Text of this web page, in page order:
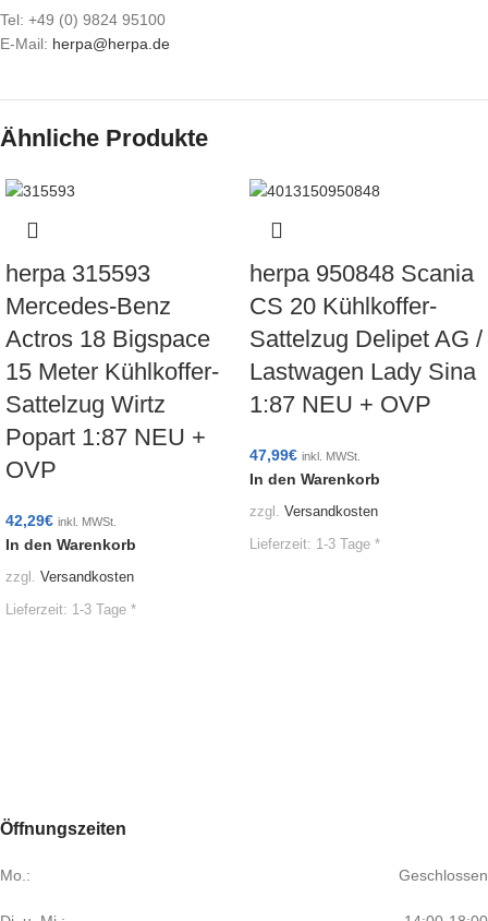
Tel: +49 (0) 9824 95100
E-Mail: herpa@herpa.de
Ähnliche Produkte
herpa 315593
Mercedes-Benz
Actros 18 Bigspace
15 Meter Kühlkoffer-
Sattelzug Wirtz
Popart 1:87 NEU +
OVP
42,29€ inkl. MWSt.
In den Warenkorb
zzgl. Versandkosten
Lieferzeit: 1-3 Tage *
herpa 950848 Scania
CS 20 Kühlkoffer-
Sattelzug Delipet AG /
Lastwagen Lady Sina
1:87 NEU + OVP
47,99€ inkl. MWSt.
In den Warenkorb
zzgl. Versandkosten
Lieferzeit: 1-3 Tage *
Öffnungszeiten
Mo.: Geschlossen